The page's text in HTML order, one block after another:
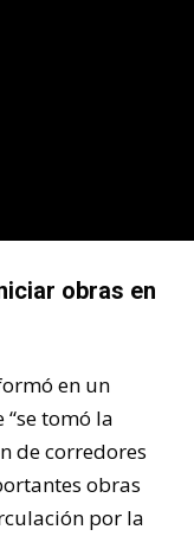
obras en
en un
tomó la
de corredores
obras
por la